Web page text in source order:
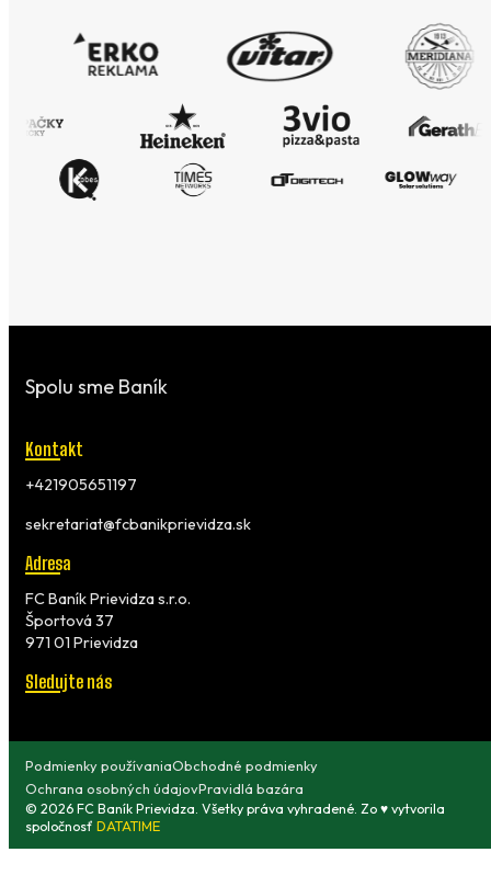
Spolu sme Baník
Kontakt
+421905651197
sekretariat@fcbanikprievidza.sk
Adresa
FC Baník Prievidza s.r.o.
Športová 37
971 01 Prievidza
Sledujte nás
© 2026 FC Baník Prievidza. Všetky práva vyhradené. Zo ♥ vytvorila
spoločnosť DATATIME
Podmienky používaniaObchodné podmienky
Ochrana osobných údajovPravidlá bazára